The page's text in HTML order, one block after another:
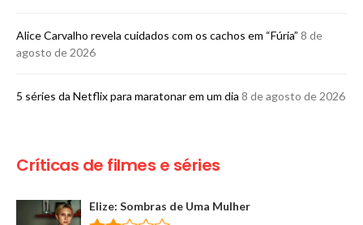
Alice Carvalho revela cuidados com os cachos em “Fúria” 8 de
agosto de 2026
5 séries da Netflix para maratonar em um dia 8 de agosto de 2026
Críticas de filmes e séries
Elize: Sombras de Uma Mulher